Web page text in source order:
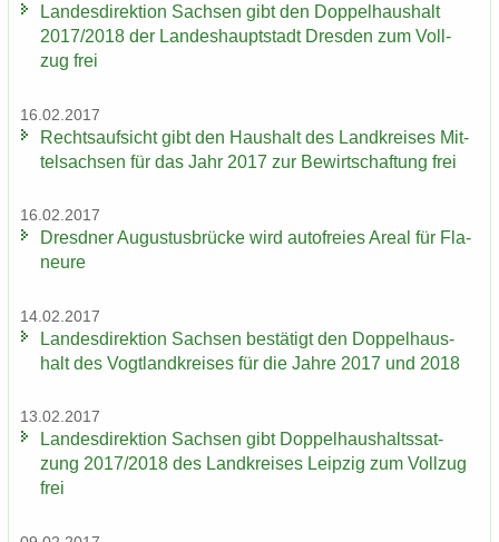
Lan­des­di­rek­ti­on Sach­sen gibt den Dop­pel­haus­halt
2017/2018 der Lan­des­haupt­stadt Dres­den zum Voll­
zug frei
16.02.2017
Rechts­auf­sicht gibt den Haus­halt des Land­krei­ses Mit­
tel­sach­sen für das Jahr 2017 zur Be­wirt­schaf­tung frei
16.02.2017
Dresd­ner Au­gus­tus­brü­cke wird au­to­frei­es Areal für Fla­
neu­re
14.02.2017
Lan­des­di­rek­ti­on Sach­sen be­stä­tigt den Dop­pel­haus­
halt des Vogt­land­krei­ses für die Jahre 2017 und 2018
13.02.2017
Lan­des­di­rek­ti­on Sach­sen gibt Dop­pel­haus­halts­sat­
zung 2017/2018 des Land­krei­ses Leip­zig zum Voll­zug
frei